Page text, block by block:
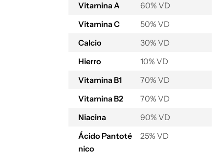
Vitamina A
60% VD
Vitamina C
50% VD
Calcio
30% VD
Hierro
10% VD
Vitamina B1
70% VD
Vitamina B2
70% VD
Niacina
90% VD
Ácido Pantoté
nico
25% VD